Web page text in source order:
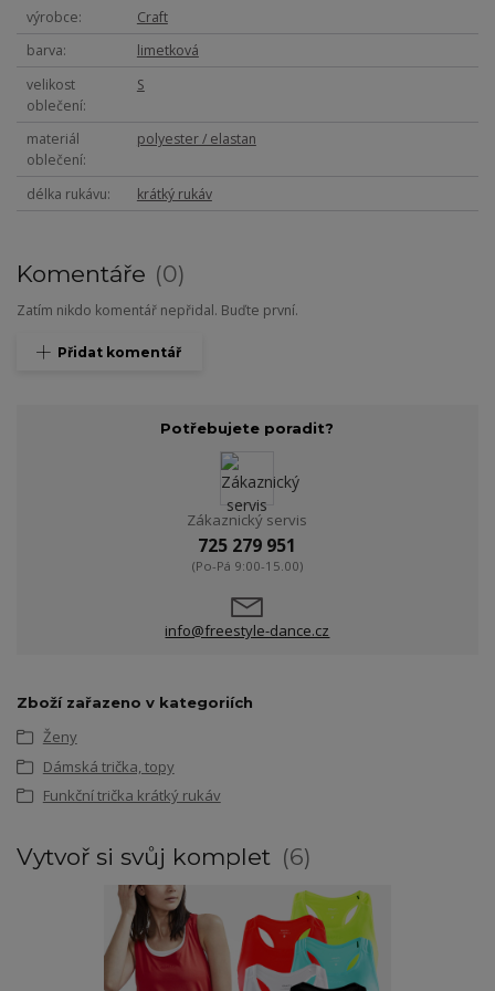
výrobce
Craft
barva
limetková
velikost
oblečení
S
materiál
oblečení
polyester / elastan
délka rukávu krátký rukáv
Komentáře 0
Zatím nikdo komentář nepřidal. Buďte první.
Přidat komentář
Potřebujete poradit?
Zákaznický servis
725 279 951
(Po-Pá 9:00-15.00)
info@freestyle-dance.cz
Zboží zařazeno v kategoriích
Ženy
Dámská trička, topy
Funkční trička krátký rukáv
Vytvoř si svůj komplet 6